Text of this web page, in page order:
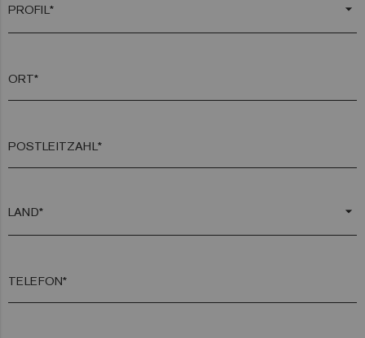
arrow_drop_down
ORT*
POSTLEITZAHL*
arrow_drop_down
TELEFON*